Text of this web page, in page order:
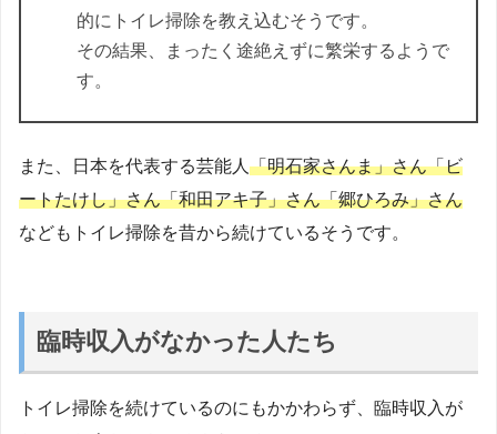
的にトイレ掃除を教え込むそうです。
その結果、まったく途絶えずに繁栄するようで
す。
また、日本を代表する芸能人 「明石家さんま」さん「ビ
ートたけし」さん「和田アキ子」さん「郷ひろみ」さん
などもトイレ掃除を昔から続けているそうです。
臨時収入がなかった人たち
トイレ掃除を続けているのにもかかわらず、臨時収入が